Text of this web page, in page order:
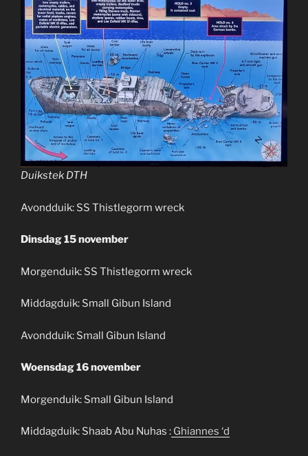
Duikstek DTH
Avondduik: SS Thistlegorm wreck
Dinsdag 15 november
Morgenduik: SS Thistlegorm wreck
Middagduik: Small Gibun Island
Avondduik: Small Gibun Island
Woensdag 16 november
Morgenduik: Small Gibun Island
Middagduik: Shaab Abu Nuhas : Ghiannes ‘d